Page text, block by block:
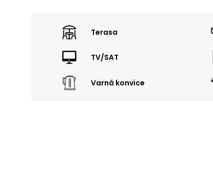
Terasa
TV/SAT
Varná konvice